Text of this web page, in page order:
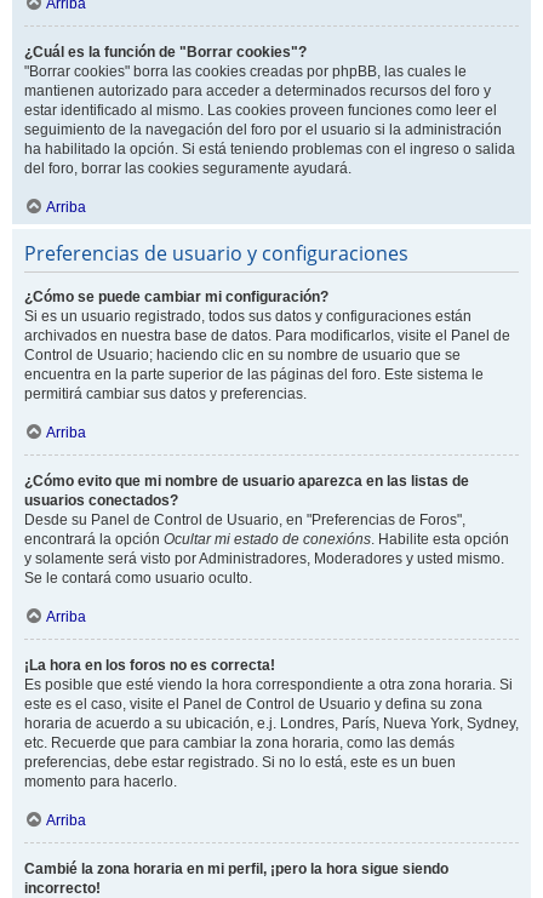
Arriba
¿Cuál es la función de "Borrar cookies"?
"Borrar cookies" borra las cookies creadas por phpBB, las cuales le
mantienen autorizado para acceder a determinados recursos del foro y
estar identificado al mismo. Las cookies proveen funciones como leer el
seguimiento de la navegación del foro por el usuario si la administración
ha habilitado la opción. Si está teniendo problemas con el ingreso o salida
del foro, borrar las cookies seguramente ayudará.
Arriba
Preferencias de usuario y configuraciones
¿Cómo se puede cambiar mi configuración?
Si es un usuario registrado, todos sus datos y configuraciones están
archivados en nuestra base de datos. Para modificarlos, visite el Panel de
Control de Usuario; haciendo clic en su nombre de usuario que se
encuentra en la parte superior de las páginas del foro. Este sistema le
permitirá cambiar sus datos y preferencias.
Arriba
¿Cómo evito que mi nombre de usuario aparezca en las listas de
usuarios conectados?
Desde su Panel de Control de Usuario, en "Preferencias de Foros",
encontrará la opción Ocultar mi estado de conexións. Habilite esta opción
y solamente será visto por Administradores, Moderadores y usted mismo.
Se le contará como usuario oculto.
Arriba
¡La hora en los foros no es correcta!
Es posible que esté viendo la hora correspondiente a otra zona horaria. Si
este es el caso, visite el Panel de Control de Usuario y defina su zona
horaria de acuerdo a su ubicación, e.j. Londres, París, Nueva York, Sydney,
etc. Recuerde que para cambiar la zona horaria, como las demás
preferencias, debe estar registrado. Si no lo está, este es un buen
momento para hacerlo.
Arriba
Cambié la zona horaria en mi perfil, ¡pero la hora sigue siendo
incorrecto!